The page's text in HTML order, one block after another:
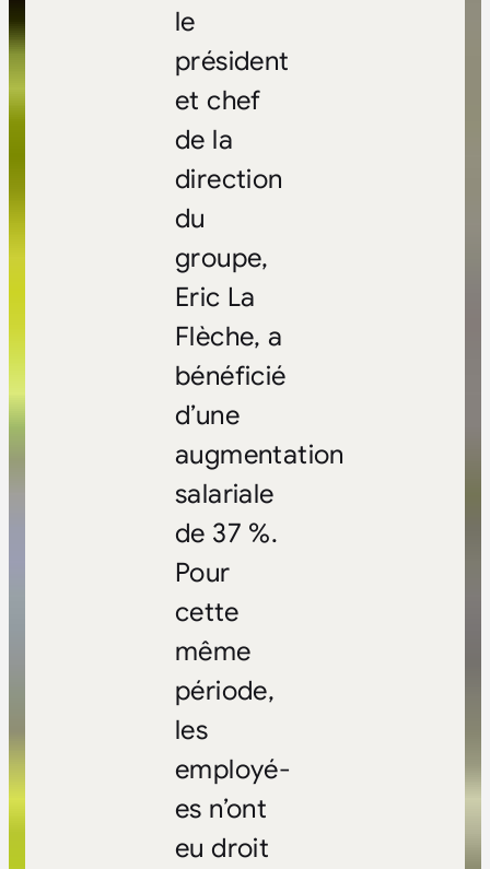
le
président
et chef
de la
direction
du
groupe,
Eric La
Flèche, a
bénéficié
d’une
augmentation
salariale
de 37 %.
Pour
cette
même
période,
les
employé-
es n’ont
eu droit